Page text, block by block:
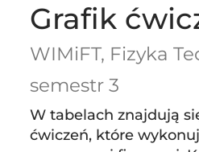
Grafik
WIMiFT, Fizyka
semestr 3
W tabelach znajdują
ćwiczeń, które